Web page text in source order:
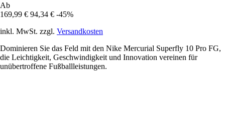
Ab
169,99 € 94,34 € -45%
inkl. MwSt. zzgl. Versandkosten
Dominieren Sie das Feld mit den Nike Mercurial Superfly 10 Pro FG,
die Leichtigkeit, Geschwindigkeit und Innovation vereinen für
unübertroffene Fußballleistungen.